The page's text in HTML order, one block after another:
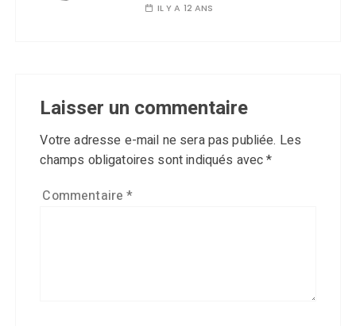
IL Y A 12 ANS
Laisser un commentaire
Votre adresse e-mail ne sera pas publiée. Les
champs obligatoires sont indiqués avec*
Commentaire*